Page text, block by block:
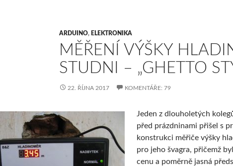
ARDUINO, ELEKTRONIKA
MĚŘENÍ VÝŠKY
STUDNI – „GHETTO
22. ŘÍJNA 2017 KOMENTÁŘE: 79
Jeden z dlouholetých
před prázdninami přišel s
konstrukci měřiče výšky
pro jeho švagra, přičemž
cenu a poměrně jasná